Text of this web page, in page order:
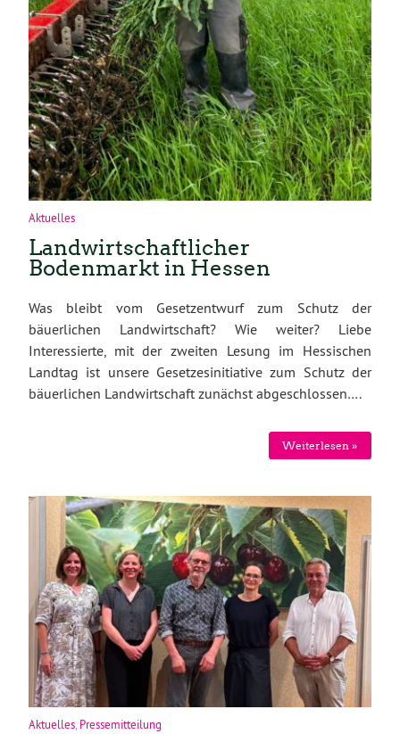
Aktuelles
Landwirtschaftlicher
Bodenmarkt in Hessen
Was bleibt vom Gesetzentwurf zum Schutz der
bäuerlichen Landwirtschaft? Wie weiter? Liebe
Interessierte, mit der zweiten Lesung im Hessischen
Landtag ist unsere Gesetzesinitiative zum Schutz der
bäuerlichen Landwirtschaft zunächst abgeschlossen….
Weiterlesen »
Aktuelles Pressemitteilung